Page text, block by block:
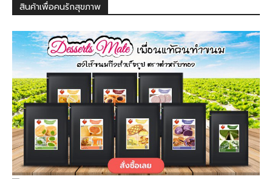
สินค้าเพื่อคนรักสุขภาพ